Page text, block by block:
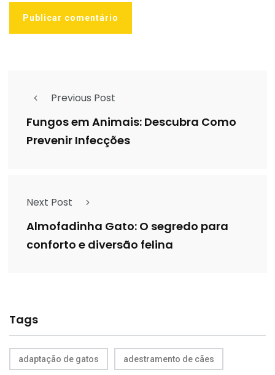
Previous Post
Fungos em Animais: Descubra Como
Prevenir Infecções
Next Post
Almofadinha Gato: O segredo para
conforto e diversão felina
Tags
adaptação de gatos adestramento de cães